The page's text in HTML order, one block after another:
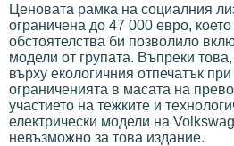
Ценовата рамка на социалния
ограничена до 47 000 евро,
обстоятелства би позволило
модели от групата. Въпреки
върху екологичния отпечатък
ограниченията в масата на
участието на тежките и
електрически модели на
невъзможно за това издание.